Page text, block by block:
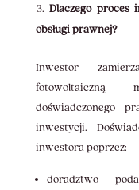
Dlaczego proces
obsługi prawnej?
Inwestor
fotowoltaiczną
doświadczonego
inwestycji.
inwestora poprzez:
doradztwo